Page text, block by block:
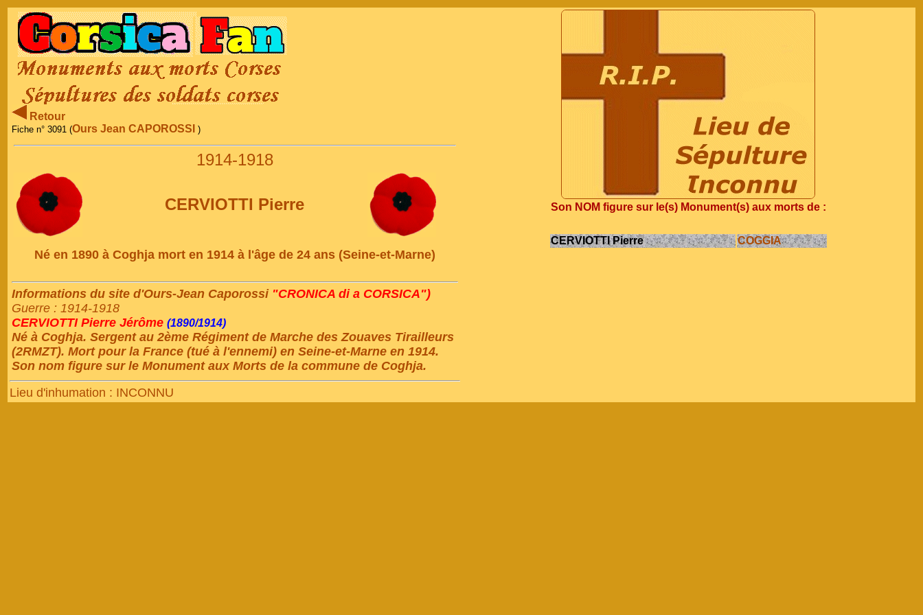
Retour
Fiche n° 3091 (Ours Jean CAPOROSSI )
1914-1918
CERVIOTTI Pierre
Né en 1890 à Coghja mort en 1914 à l'âge de 24 ans (Seine-et-Marne)
Informations du site d'Ours-Jean Caporossi "CRONICA di a CORSICA")
Guerre : 1914-1918
CERVIOTTI Pierre Jérôme (1890/1914)
Né à Coghja. Sergent au 2ème Régiment de Marche des Zouaves Tirailleurs
(2RMZT). Mort pour la France (tué à l'ennemi) en Seine-et-Marne en 1914.
Son nom figure sur le Monument aux Morts de la commune de Coghja.
Lieu d'inhumation : INCONNU
Son NOM figure sur le(s) Monument(s) aux morts de :
CERVIOTTI Pierre COGGIA